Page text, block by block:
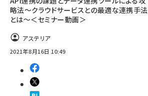
略法～クラウドサービスとの最適な連携手法
とは～＜セミナー動画＞
アステリア
2021年8月16日 10:49